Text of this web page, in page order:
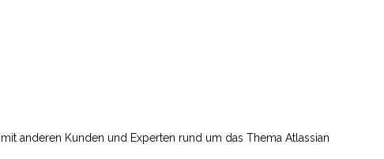
anderen Kunden und Experten rund um das Thema Atlassian